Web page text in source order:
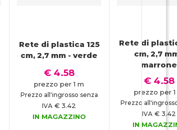
Rete di plastica 125
cm, 2,7 mm - verde
€ 4.58
prezzo per 1 m
Prezzo all'ingrosso senza
IVA € 3.42
IN MAGAZZINO
Rete di
cm, 2,7
marrone
€ 4.58
prezzo per
Prezzo
IVA € 3.42
IN